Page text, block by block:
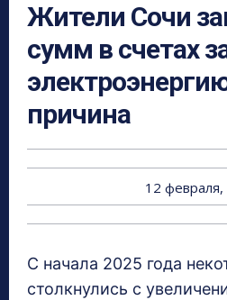
Жители Сочи
сумм в счетах
причина
12
С начала 2025 года
столкнулись с